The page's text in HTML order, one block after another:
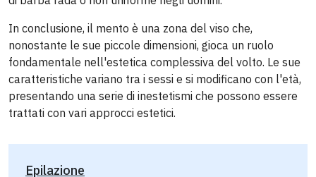
In conclusione, il mento è una zona del viso che,
nonostante le sue piccole dimensioni, gioca un ruolo
fondamentale nell'estetica complessiva del volto. Le sue
caratteristiche variano tra i sessi e si modificano con l'età,
presentando una serie di inestetismi che possono essere
trattati con vari approcci estetici.
Epilazione